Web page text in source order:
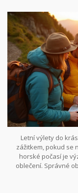
Letní výlety do
zážitkem, pokud se
horské počasí je
oblečení. Správné